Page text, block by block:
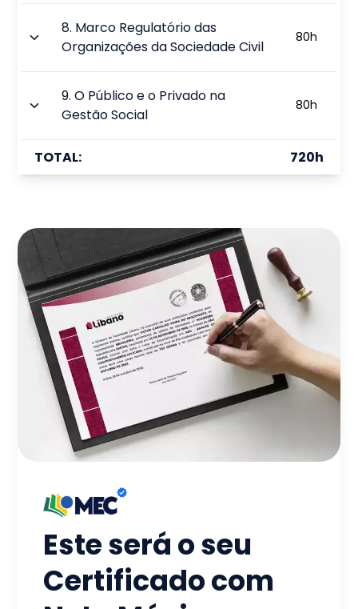
8. Marco Regulatório das
Organizações da Sociedade Civil
80h
9.O Público e o Privado na
Gestão Social
80h
TOTAL: 720h
Este será o seu
Certificado com